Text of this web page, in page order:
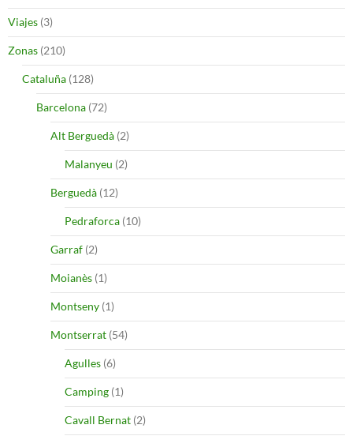
Viajes (3)
Zonas (210)
Cataluña (128)
Barcelona (72)
Alt Berguedà (2)
Malanyeu (2)
Berguedà (12)
Pedraforca (10)
Garraf (2)
Moianès (1)
Montseny (1)
Montserrat (54)
Agulles (6)
Camping (1)
Cavall Bernat (2)